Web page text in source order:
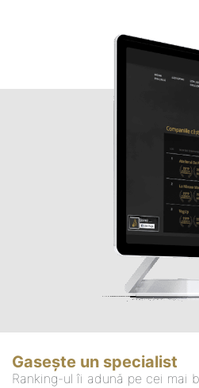
Gasește un specialist
Ranking-ul îi adună pe cei mai